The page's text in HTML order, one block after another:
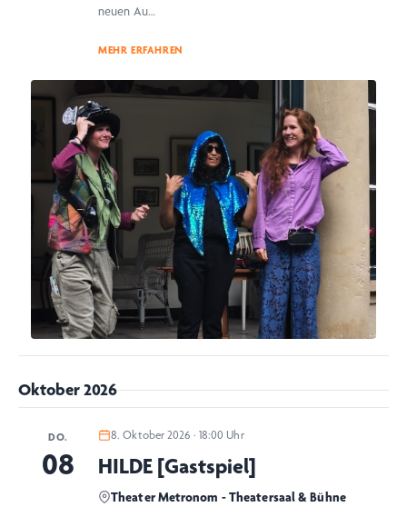
neuen Au…
MEHR ERFAHREN
Oktober 2026
DO.
08
8. Oktober 2026 · 18:00 Uhr
HILDE [Gastspiel]
Theater Metronom - Theatersaal & Bühne